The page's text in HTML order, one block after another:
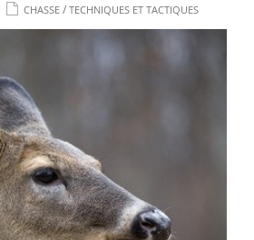
CHASSE / TECHNIQUES ET TACTIQUES